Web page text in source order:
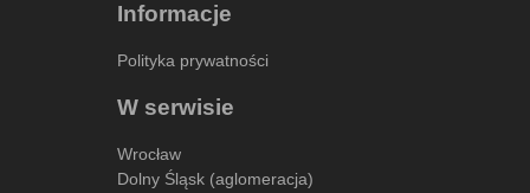
Informacje
Polityka prywatności
W serwisie
Wrocław
Dolny Śląsk (aglomeracja)